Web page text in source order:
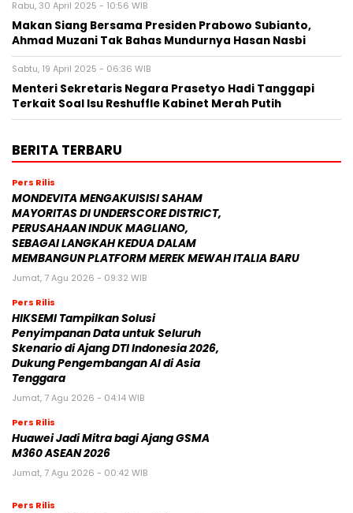
Rabu, 30 April 2025 - 10:56 WIB
Makan Siang Bersama Presiden Prabowo Subianto,
Ahmad Muzani Tak Bahas Mundurnya Hasan Nasbi
Sabtu, 19 April 2025 - 06:36 WIB
Menteri Sekretaris Negara Prasetyo Hadi Tanggapi
Terkait Soal Isu Reshuffle Kabinet Merah Putih
BERITA TERBARU
Pers Rilis
MONDEVITA MENGAKUISISI SAHAM
MAYORITAS DI UNDERSCORE DISTRICT,
PERUSAHAAN INDUK MAGLIANO,
SEBAGAI LANGKAH KEDUA DALAM
MEMBANGUN PLATFORM MEREK MEWAH ITALIA BARU
Jumat, 7 Agu 2026 - 09:32 WIB
Pers Rilis
HIKSEMI Tampilkan Solusi
Penyimpanan Data untuk Seluruh
Skenario di Ajang DTI Indonesia 2026,
Dukung Pengembangan AI di Asia
Tenggara
Jumat, 7 Agu 2026 - 04:14 WIB
Pers Rilis
Huawei Jadi Mitra bagi Ajang GSMA
M360 ASEAN 2026
Jumat, 7 Agu 2026 - 00:42 WIB
Pers Rilis